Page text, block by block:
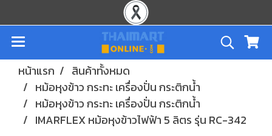
หน้าแรก
สินค้าทั้งหมด
หม้อหุงข้าว กระทะ เครื่องปั่น กระติกน้ำ
หม้อหุงข้าว กระทะ เครื่องปั่น กระติกน้ำ
IMARFLEX หม้อหุงข้าวไฟฟ้า 5 ลิตร รุ่น RC-342